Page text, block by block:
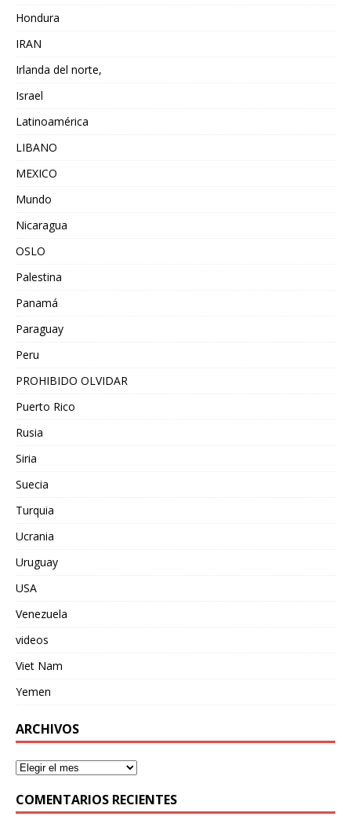
Hondura
IRAN
Irlanda del norte,
Israel
Latinoamérica
LIBANO
MEXICO
Mundo
Nicaragua
OSLO
Palestina
Panamá
Paraguay
Peru
PROHIBIDO OLVIDAR
Puerto Rico
Rusia
Siria
Suecia
Turquia
Ucrania
Uruguay
USA
Venezuela
videos
Viet Nam
Yemen
ARCHIVOS
COMENTARIOS RECIENTES